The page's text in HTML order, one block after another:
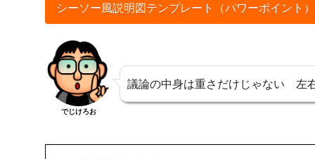
シーソー風説明図テンプレート（パワーポイント
でじけろお
議論の中身は重さだけじゃない 左